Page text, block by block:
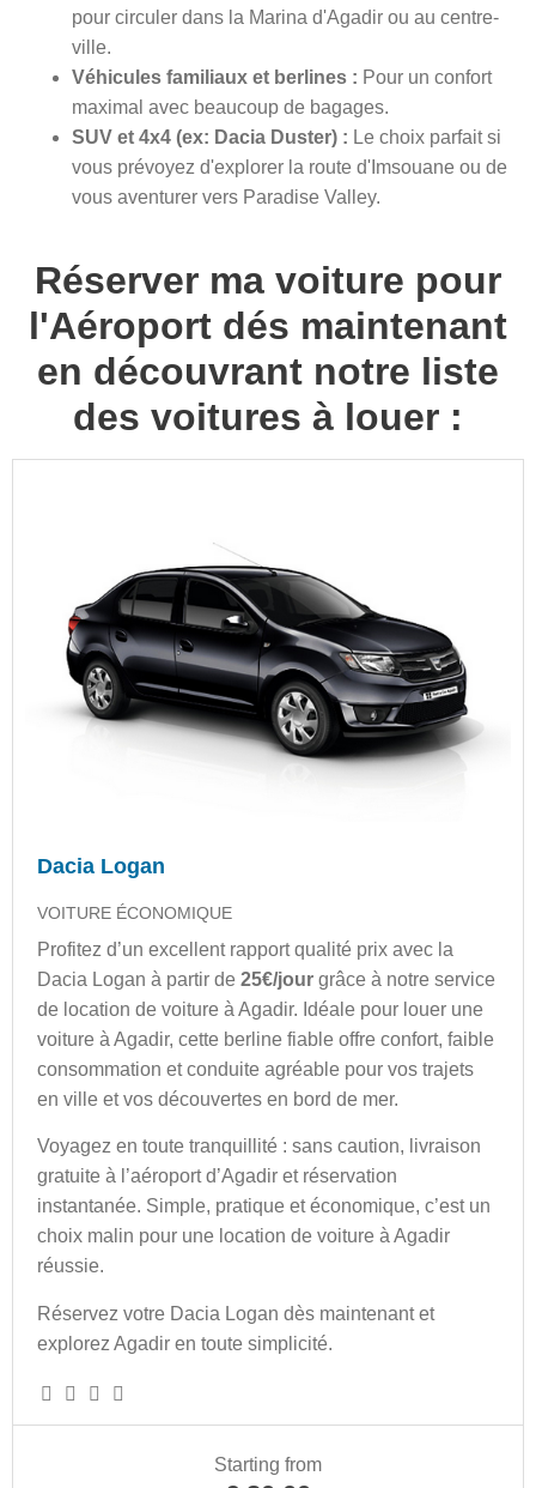
pour circuler dans la Marina d'Agadir ou au centre-
ville.
Véhicules familiaux et berlines : Pour un confort
maximal avec beaucoup de bagages.
SUV et 4x4 (ex: Dacia Duster) : Le choix parfait si
vous prévoyez d'explorer la route d'Imsouane ou de
vous aventurer vers Paradise Valley.
Réserver ma voiture pour
l'Aéroport dés maintenant
en découvrant notre liste
des voitures à louer :
Dacia Logan
VOITURE ÉCONOMIQUE
Profitez d’un excellent rapport qualité prix avec la
Dacia Logan à partir de 25€/jour grâce à notre service
de location de voiture à Agadir. Idéale pour louer une
voiture à Agadir, cette berline fiable offre confort, faible
consommation et conduite agréable pour vos trajets
en ville et vos découvertes en bord de mer.
Voyagez en toute tranquillité : sans caution, livraison
gratuite à l’aéroport d’Agadir et réservation
instantanée. Simple, pratique et économique, c’est un
choix malin pour une location de voiture à Agadir
réussie.
Réservez votre Dacia Logan dès maintenant et
explorez Agadir en toute simplicité.
Starting from